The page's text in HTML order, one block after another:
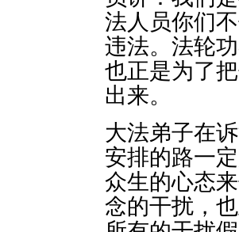
法人员你们
违法。法轮
也正是为了
出来。
大法弟子在
安排的路一
众生的心态
念的干扰，